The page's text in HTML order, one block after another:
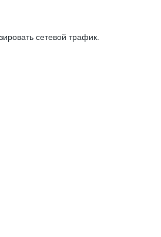
сетевой трафик.